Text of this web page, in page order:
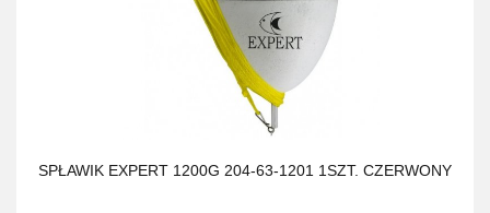
SPŁAWIK EXPERT 1200G 204-63-1201 1SZT. CZERWONY